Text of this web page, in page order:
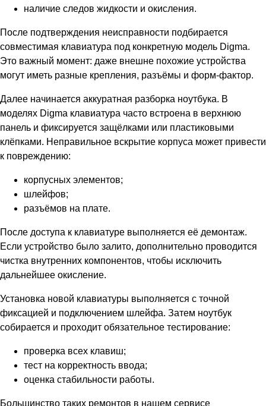
наличие следов жидкости и окисления.
После подтверждения неисправности подбирается
совместимая клавиатура под конкретную модель Digma.
Это важный момент: даже внешне похожие устройства
могут иметь разные крепления, разъёмы и форм-фактор.
Далее начинается аккуратная разборка ноутбука. В
моделях Digma клавиатура часто встроена в верхнюю
панель и фиксируется защёлками или пластиковыми
клёпками. Неправильное вскрытие корпуса может привести
к повреждению:
корпусных элементов;
шлейфов;
разъёмов на плате.
После доступа к клавиатуре выполняется её демонтаж.
Если устройство было залито, дополнительно проводится
чистка внутренних компонентов, чтобы исключить
дальнейшее окисление.
Установка новой клавиатуры выполняется с точной
фиксацией и подключением шлейфа. Затем ноутбук
собирается и проходит обязательное тестирование:
проверка всех клавиш;
тест на корректность ввода;
оценка стабильности работы.
Большинство таких ремонтов в нашем сервисе